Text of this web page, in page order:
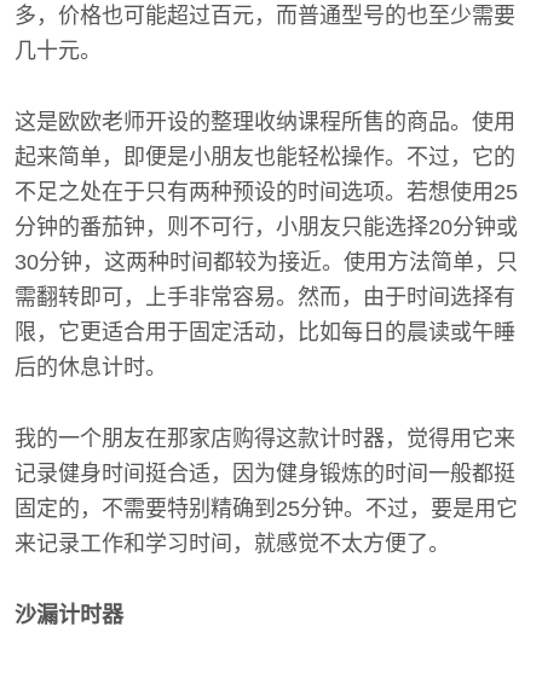
多，价格也可能超过百元，而普通型号的也至少需要
几十元。
这是欧欧老师开设的整理收纳课程所售的商品。使用
起来简单，即便是小朋友也能轻松操作。不过，它的
不足之处在于只有两种预设的时间选项。若想使用25
分钟的番茄钟，则不可行，小朋友只能选择20分钟或
30分钟，这两种时间都较为接近。使用方法简单，只
需翻转即可，上手非常容易。然而，由于时间选择有
限，它更适合用于固定活动，比如每日的晨读或午睡
后的休息计时。
我的一个朋友在那家店购得这款计时器，觉得用它来
记录健身时间挺合适，因为健身锻炼的时间一般都挺
固定的，不需要特别精确到25分钟。不过，要是用它
来记录工作和学习时间，就感觉不太方便了。
沙漏计时器